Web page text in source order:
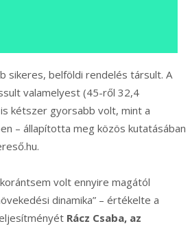
sikeres, belföldi rendelés társult. A
valamelyest (45-ről 32,4
kétszer gyorsabb volt, mint a
– állapította meg közös kutatásában
volt ennyire magától
dinamika” – értékelte a
Rácz Csaba, az